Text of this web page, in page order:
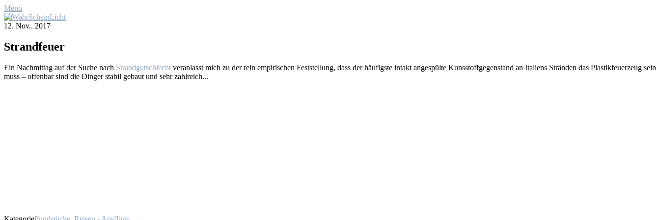
Menü
12. Nov.. 2017
Strand­feu­er
Ein Nach­mit­tag auf der Su­che nach Strandgutschlecht ver­an­lasst mich zu der rein em­pi­ri­schen Fest­stel­lung, dass der häu­figs­te in­takt an­ge­spül­te Kunsstoff­ge­gen­stand an Ita­li­ens Strän­den das Plas­tik­feu­er­zeug sein
muss – of­fen­bar sind die Din­ger sta­bil ge­baut und sehr zahl­reich...